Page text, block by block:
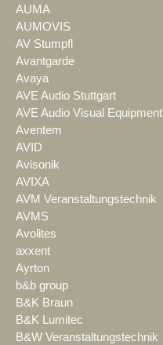
AUMA
AUMOVIS
AV Stumpfl
Avantgarde
Avaya
AVE Audio Stuttgart
AVE Audio Visual Equipment
Aventem
AVID
Avisonik
AVIXA
AVM Veranstaltungstechnik
AVMS
Avolites
axxent
Ayrton
b&b group
B&K Braun
B&K Lumitec
B&W Veranstaltungstechnik